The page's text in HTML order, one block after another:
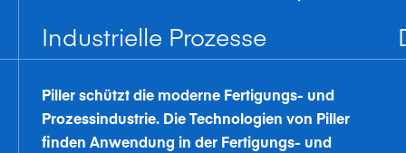
Industrielle Prozesse
Piller schützt die moderne Fertigungs- und
Prozessindustrie. Die Technologien von Piller
finden Anwendung in der Fertigungs- und